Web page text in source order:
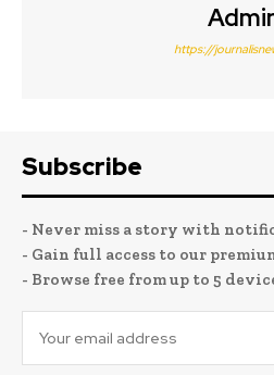
https://
Subscribe
- Never miss a story with
- Gain full access to our
- Browse free from up to 5